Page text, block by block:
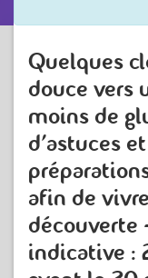
Quelques
douce vers
moins de
d'astuces
afin de
découverte
indicative :